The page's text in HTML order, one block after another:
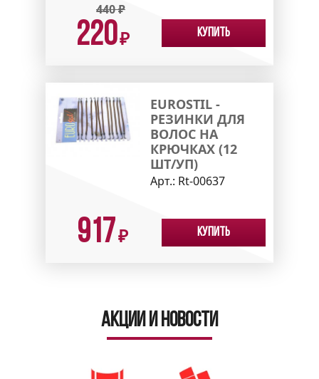
440₽
220₽ Купить
EUROSTIL -
РЕЗИНКИ ДЛЯ
ВОЛОС НА
КРЮЧКАХ (12
ШТ/УП)
Арт.: Rt-00637
917₽ Купить
Акции и новости